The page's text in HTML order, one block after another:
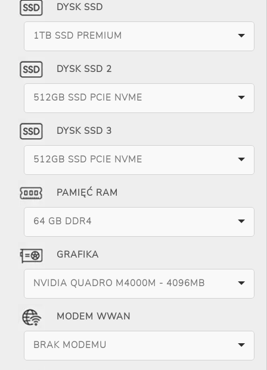
DYSK SSD
1TB SSD PREMIUM
DYSK SSD 2
512GB SSD PCIE NVME
DYSK SSD 3
512GB SSD PCIE NVME
PAMIĘĆ RAM
64 GB DDR4
GRAFIKA
NVIDIA QUADRO M4000M - 4096MB
MODEM WWAN
BRAK MODEMU